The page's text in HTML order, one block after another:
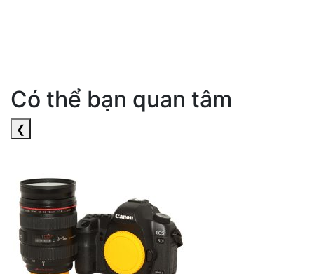
Có thể bạn quan tâm
❮